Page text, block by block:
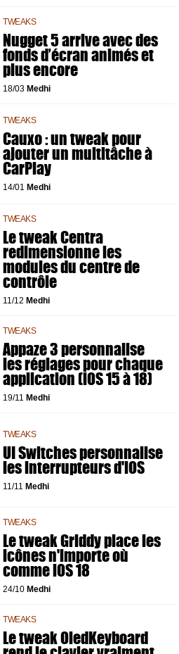
TWEAKS
Nugget 5 arrive avec des
fonds d’écran animés et
plus encore
18/03 Medhi
TWEAKS
Cauxo : un tweak pour
ajouter un multitâche à
CarPlay
14/01 Medhi
TWEAKS
Le tweak Centra
redimensionne les
modules du centre de
contrôle
11/12 Medhi
TWEAKS
Appaze 3 personnalise
les réglages pour chaque
application (iOS 15 à 18)
19/11 Medhi
TWEAKS
UI Switches personnalise
les interrupteurs d'iOS
11/11 Medhi
TWEAKS
Le tweak Griddy place les
icônes n'importe où
comme iOS 18
24/10 Medhi
TWEAKS
Le tweak OledKeyboard